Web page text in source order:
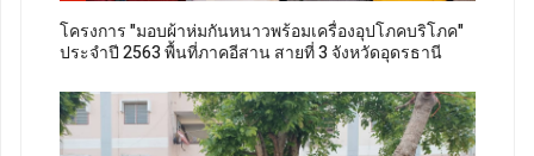
โครงการ "มอบผ้าห่มกันหนาวพร้อมเครื่องอุปโภคบริโภค"
ประจำปี 2563 พื้นที่ภาคอีสาน สายที่ 3 จังหวัดอุดรธานี